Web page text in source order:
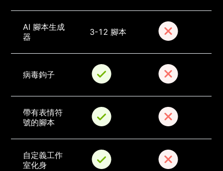
AI 腳本生成
器
3-12 腳本
病毒鉤子
帶有表情符
號的腳本
自定義工作
室化身